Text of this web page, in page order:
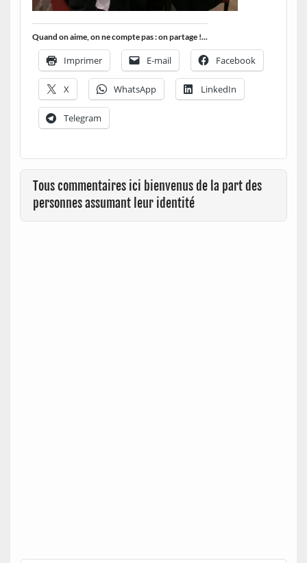
Quand on aime, on ne compte pas : on partage !...
Imprimer E-mail Facebook
X WhatsApp LinkedIn
Telegram
Tous commentaires ici bienvenus de la part des
personnes assumant leur identité